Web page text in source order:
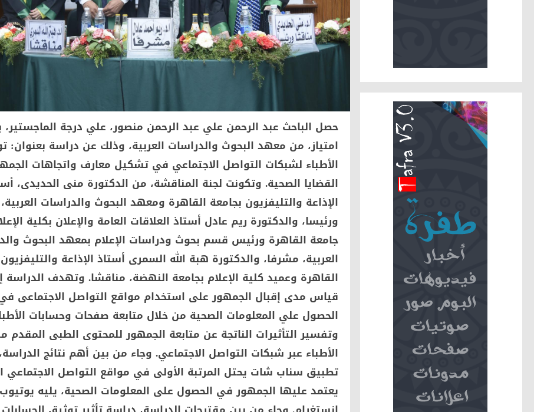
حصل الباحث عبد الرحمن علي عبد الرحمن منصور، علي درجة الماجستير،
امتياز، من معهد البحوث والدراسات العربية، وذلك عن دراسة
الأطباء لشبكات التواصل الاجتماعي في تشكيل معارف واتجاهات
القضايا الصحية. وتكونت لجنة المناقشة، من الدكتورة منى الحديدى،
الإذاعة والتليفزيون بجامعة القاهرة ومعهد البحوث والدراسات
ورئيسا، والدكتورة ريم عادل أستاذ العلاقات العامة والإعلان بكلية
جامعة القاهرة ورئيس قسم بحوث ودراسات الإعلام بمعهد البحوث
العربية، مشرفا، والدكتورة هبة الله السمرى أستاذ الإذاعة
القاهرة وعميد كلية الإعلام بجامعة النهضة، مناقشا. وتهدف الدراسة
قياس مدى إقبال الجمهور على استخدام مواقع التواصل الاجتماعى
الحصول علي المعلومات الصحية من خلال متابعة صفحات وحسابات
وتفسير التأثيرات الناتجة عن متابعة الجمهور للمحتوى الطبى المقدم
الأطباء عبر شبكات التواصل الاجتماعي. وجاء من بين أهم نتائج
تطبيق سناب شات يحتل المرتبة الأولى في مواقع التواصل الاجتماعي
يعتمد عليها الجمهور في الحصول على المعلومات الصحية، يليه